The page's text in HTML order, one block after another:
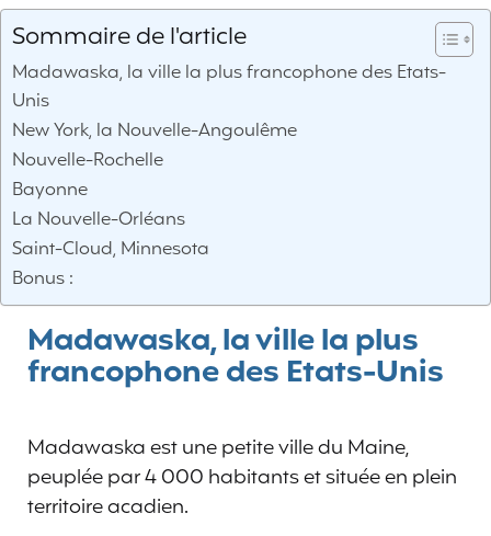
Sommaire de l'article
Madawaska, la ville la plus francophone des Etats-
Unis
New York, la Nouvelle-Angoulême
Nouvelle-Rochelle
Bayonne
La Nouvelle-Orléans
Saint-Cloud, Minnesota
Bonus :
Madawaska, la ville la plus
francophone des Etats-Unis
Madawaska est une petite ville du Maine,
peuplée par 4 000 habitants et située en plein
territoire acadien.